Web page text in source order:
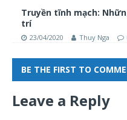
Truyền tĩnh mạch:
trí
23/04/2020 Thuy Nga
BE THE FIRST TO
Leave a Reply